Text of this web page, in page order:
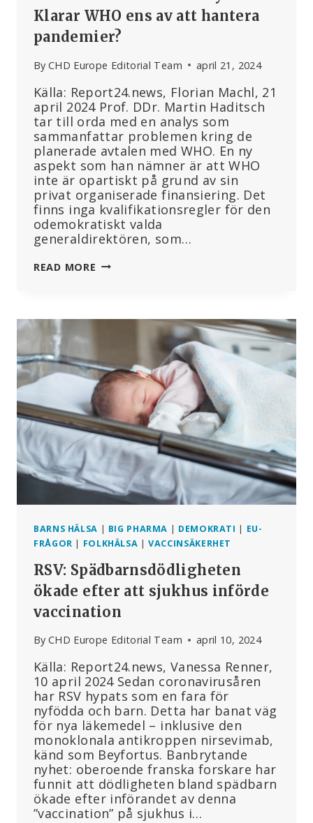
Klarar WHO ens av att hantera
pandemier?
By CHD Europe Editorial Team april 21, 2024
Källa: Report24.news, Florian Machl, 21
april 2024 Prof. DDr. Martin Haditsch
tar till orda med en analys som
sammanfattar problemen kring de
planerade avtalen med WHO. En ny
aspekt som han nämner är att WHO
inte är opartiskt på grund av sin
privat organiserade finansiering. Det
finns inga kvalifikationsregler för den
odemokratiskt valda
generaldirektören, som…
READ MORE PROFESSOR
ATT
HANTERA
PANDEMIER?
BARNS HÄLSA | BIG PHARMA | DEMOKRATI | EU-
FRÅGOR | FOLKHÄLSA |VACCINSÄKERHET
RSV: Spädbarnsdödligheten
ökade efter att sjukhus införde
vaccination
By CHD Europe Editorial Team april 10, 2024
Källa: Report24.news, Vanessa Renner,
10 april 2024 Sedan coronavirusåren
har RSV hypats som en fara för
nyfödda och barn. Detta har banat väg
för nya läkemedel – inklusive den
monoklonala antikroppen nirsevimab,
känd som Beyfortus. Banbrytande
nyhet: oberoende franska forskare har
funnit att dödligheten bland spädbarn
ökade efter införandet av denna
”vaccination” på sjukhus i…